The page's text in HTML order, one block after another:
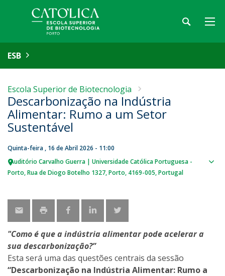
ESB
Escola Superior de Biotecnologia
Descarbonização na Indústria
Alimentar: Rumo a um Setor
Sustentável
Quinta-feira , 16 de Abril 2026 - 11:00
Auditório Carvalho Guerra | Universidade Católica Portuguesa -
Porto Rua de Diogo Botelho 1327 Porto 4169-005 Portugal
"Como é que a indústria alimentar pode acelerar a
sua descarbonização?”
Esta será uma das questões centrais da sessão
“Descarbonização na Indústria Alimentar: Rumo a